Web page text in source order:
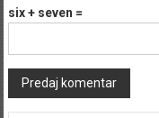
six + seven =